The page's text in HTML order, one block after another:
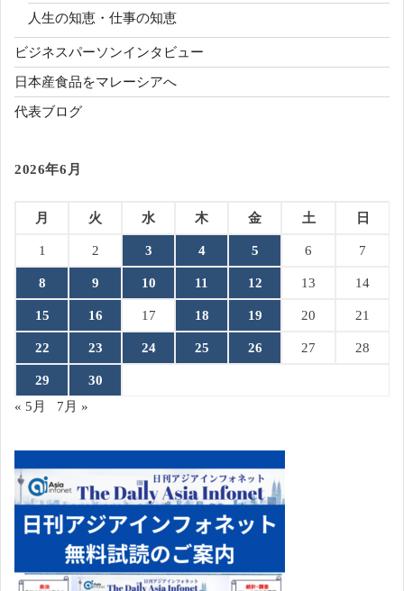
人生の知恵・仕事の知恵
ビジネスパーソンインタビュー
日本産食品をマレーシアへ
代表ブログ
2026年6月
月 火 水 木 金 土 日
1 2 3 4 5 6 7
8 9 10 11 12 13 14
15 16 17 18 19 20 21
22 23 24 25 26 27 28
29
30
« 5月
7月 »